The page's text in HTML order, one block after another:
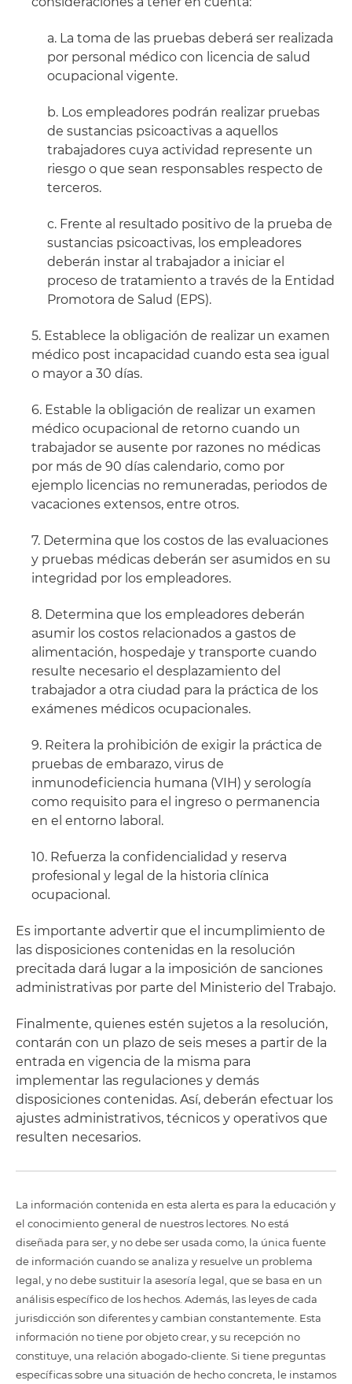
a. La toma de las pruebas deberá ser realizada
por personal médico con licencia de salud
ocupacional vigente.
b. Los empleadores podrán realizar pruebas
de sustancias psicoactivas a aquellos
trabajadores cuya actividad represente un
riesgo o que sean responsables respecto de
terceros.
c. Frente al resultado positivo de la prueba de
sustancias psicoactivas, los empleadores
deberán instar al trabajador a iniciar el
proceso de tratamiento a través de la Entidad
Promotora de Salud (EPS).
5. Establece la obligación de realizar un examen
médico post incapacidad cuando esta sea igual
o mayor a 30 días.
6. Estable la obligación de realizar un examen
médico ocupacional de retorno cuando un
trabajador se ausente por razones no médicas
por más de 90 días calendario, como por
ejemplo licencias no remuneradas, periodos de
vacaciones extensos, entre otros.
7. Determina que los costos de las evaluaciones
y pruebas médicas deberán ser asumidos en su
integridad por los empleadores.
8. Determina que los empleadores deberán
asumir los costos relacionados a gastos de
alimentación, hospedaje y transporte cuando
resulte necesario el desplazamiento del
trabajador a otra ciudad para la práctica de los
exámenes médicos ocupacionales.
9. Reitera la prohibición de exigir la práctica de
pruebas de embarazo, virus de
inmunodeficiencia humana (VIH) y serología
como requisito para el ingreso o permanencia
en el entorno laboral.
10. Refuerza la confidencialidad y reserva
profesional y legal de la historia clínica
ocupacional.
Es importante advertir que el incumplimiento de
las disposiciones contenidas en la resolución
precitada dará lugar a la imposición de sanciones
administrativas por parte del Ministerio del Trabajo.
Finalmente, quienes estén sujetos a la resolución,
contarán con un plazo de seis meses a partir de la
entrada en vigencia de la misma para
implementar las regulaciones y demás
disposiciones contenidas. Así, deberán efectuar los
ajustes administrativos, técnicos y operativos que
resulten necesarios.
La información contenida en esta alerta es para la educación y
el conocimiento general de nuestros lectores. No está
diseñada para ser, y no debe ser usada como, la única fuente
de información cuando se analiza y resuelve un problema
legal, y no debe sustituir la asesoría legal, que se basa en un
análisis específico de los hechos. Además, las leyes de cada
jurisdicción son diferentes y cambian constantemente. Esta
información no tiene por objeto crear, y su recepción no
constituye, una relación abogado-cliente. Si tiene preguntas
específicas sobre una situación de hecho concreta, le instamos